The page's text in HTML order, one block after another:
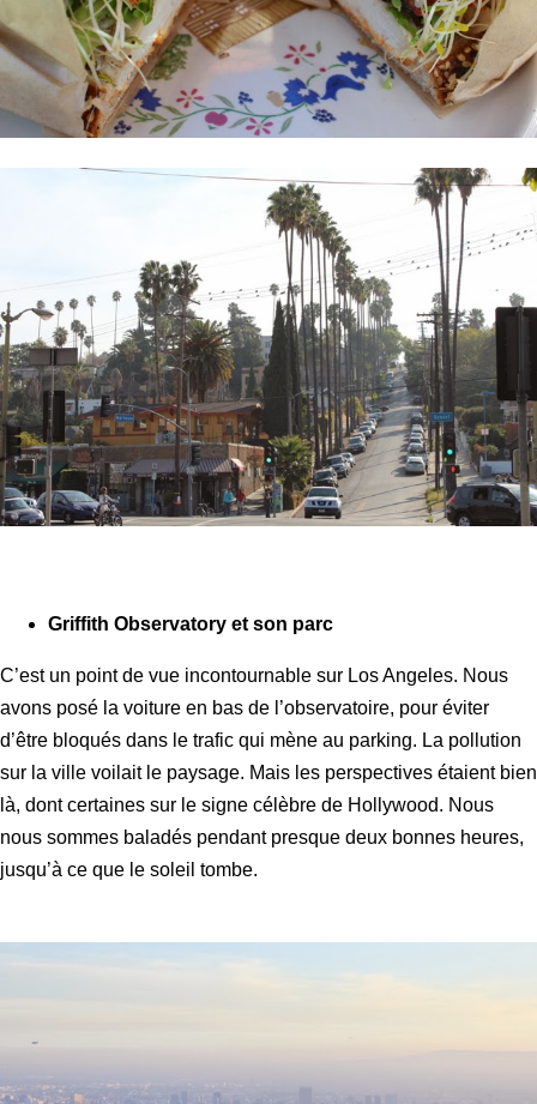
Griffith Observatory et son parc
C’est un point de vue incontournable sur Los Angeles. Nous
avons posé la voiture en bas de l’observatoire, pour éviter
d’être bloqués dans le trafic qui mène au parking. La pollution
sur la ville voilait le paysage. Mais les perspectives étaient bien
là, dont certaines sur le signe célèbre de Hollywood. Nous
nous sommes baladés pendant presque deux bonnes heures,
jusqu’à ce que le soleil tombe.